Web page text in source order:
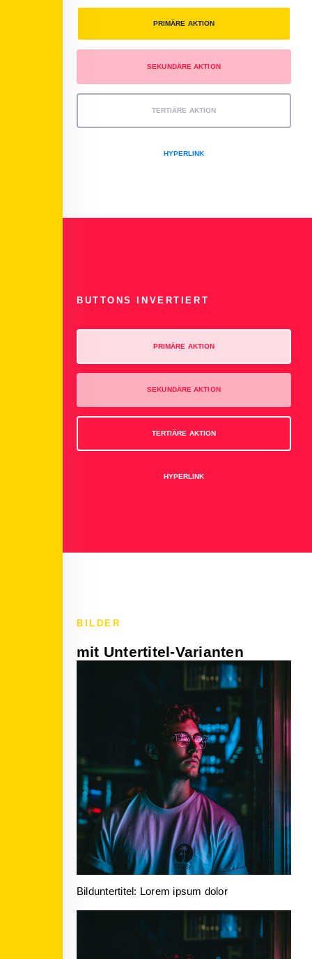
PRIMÄRE AKTION
SEKUNDÄRE AKTION
TERTIÄRE AKTION
HYPERLINK
BUTTONS INVERTIERT
PRIMÄRE AKTION
SEKUNDÄRE AKTION
TERTIÄRE AKTION
HYPERLINK
BILDER
mit Untertitel-Varianten
Bilduntertitel: Lorem ipsum dolor